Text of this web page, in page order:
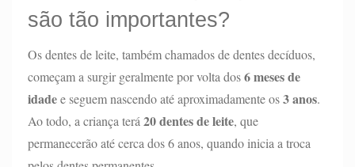
são tão importantes?
Os dentes de leite, também chamados de dentes decíduos,
começam a surgir geralmente por volta dos6 meses de
idadee seguem nascendo até aproximadamente os3 anos.
Ao todo, a criança terá 20 dentes de leite, que
permanecerão até cerca dos 6 anos, quando inicia a troca